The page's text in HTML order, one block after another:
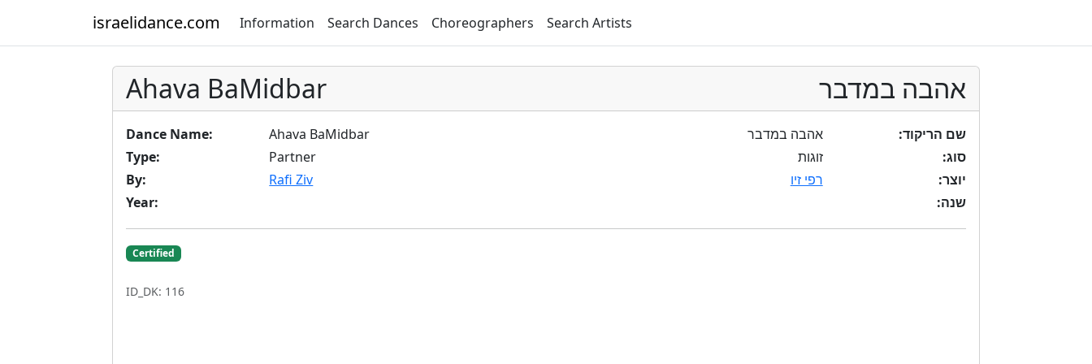
israelidance.com Information Search Dances Choreographers Search Artists
Ahava BaMidbar אהבה במדבר
Dance Name:
Ahava BaMidbar
Type:
Partner
By:
Rafi Ziv
Year:
שם הריקוד:
אהבה במדבר
סוג:
זוגות
יוצר:
רפי זיו
שנה:
Certified
ID_DK: 116